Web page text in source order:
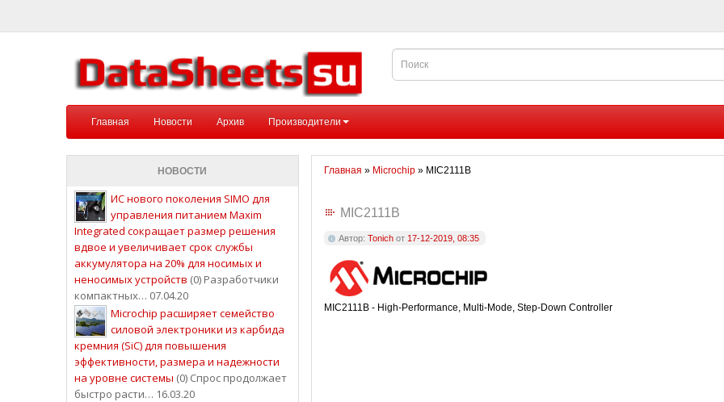
Главная Новости Архив Производители
НОВОСТИ
ИС нового поколения SIMO для
управления питанием Maxim
Integrated сокращает размер решения
вдвое и увеличивает срок службы
аккумулятора на 20% для носимых и
неносимых устройств (0) Разработчики
компактных… 07.04.20
Microchip расширяет семейство
силовой электроники из карбида
кремния (SiC) для повышения
эффективности, размера и надежности
на уровне системы (0) Спрос продолжает
быстро расти… 16.03.20
Главная » Microchip» MIC2111B
MIC2111B
Автор: Tonichот 17-12-2019, 08:35
MIC2111B - High-Performance, Multi-Mode, Step-Down Controller